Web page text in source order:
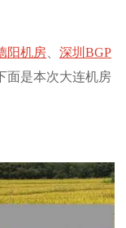
阳机房
深圳BGP
面是本次大连机房